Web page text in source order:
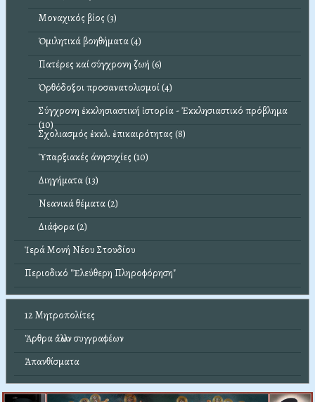
Μοναχικός βίος (3)
Ὁμιλητικά βοηθήματα (4)
Πατέρες καί σύγχρονη ζωή (6)
Ὀρθόδοξοι προσανατολισμοί (4)
Σύγχρονη ἐκκλησιαστική ἱστορία - Ἐκκλησιαστικό πρόβλημα
(10)
Σχολιασμός ἐκκλ. ἐπικαιρότητας (8)
Ὑπαρξιακές άνησυχίες (10)
Διηγήματα (13)
Νεανικά θέματα (2)
Διάφορα (2)
Ἱερά Μονή Νέου Στουδίου
Περιοδικό "Ἐλεύθερη Πληροφόρηση"
12 Μητροπολίτες
Ἄρθρα ἄλλων συγγραφέων
Ἀπανθίσματα